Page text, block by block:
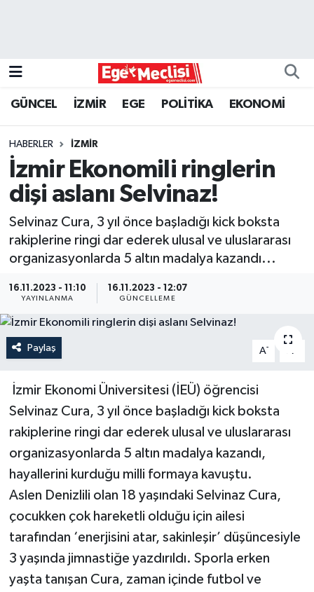
GÜNCEL İZMİR EGE POLİTİKA EKONOMİ
HABERLER İZMİR
İzmir Ekonomili ringlerin
dişi aslanı Selvinaz!
Selvinaz Cura, 3 yıl önce başladığı kick boksta
rakiplerine ringi dar ederek ulusal ve uluslararası
organizasyonlarda 5 altın madalya kazandı...
16.11.2023 - 11:10
YAYINLANMA
16.11.2023 - 12:07
GÜNCELLEME
Paylaş A-
İzmir Ekonomi Üniversitesi (İEÜ) öğrencisi
Selvinaz Cura, 3 yıl önce başladığı kick boksta
rakiplerine ringi dar ederek ulusal ve uluslararası
organizasyonlarda 5 altın madalya kazandı,
hayallerini kurduğu milli formaya kavuştu.
Aslen Denizlili olan 18 yaşındaki Selvinaz Cura,
çocukken çok hareketli olduğu için ailesi
tarafından ‘enerjisini atar, sakinleşir’ düşüncesiyle
3 yaşında jimnastiğe yazdırıldı. Sporla erken
yaşta tanışan Cura, zaman içinde futbol ve
GÜNCEL
İZMİR
ÖZEL HABER
POLİTİKA
Programlar
SPOR
YAŞAM